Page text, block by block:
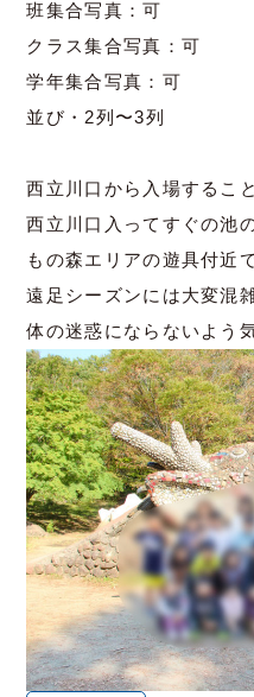
班集合写真：可
クラス集合写真：可
学年集合写真：可
並び・2列〜3列
西立川口から入場するこ
西立川口入ってすぐの池
もの森エリアの遊具付近
遠足シーズンには大変混
体の迷惑にならないよう